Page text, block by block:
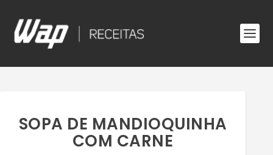
SOPA DE MANDIOQUINHA
COM CARNE